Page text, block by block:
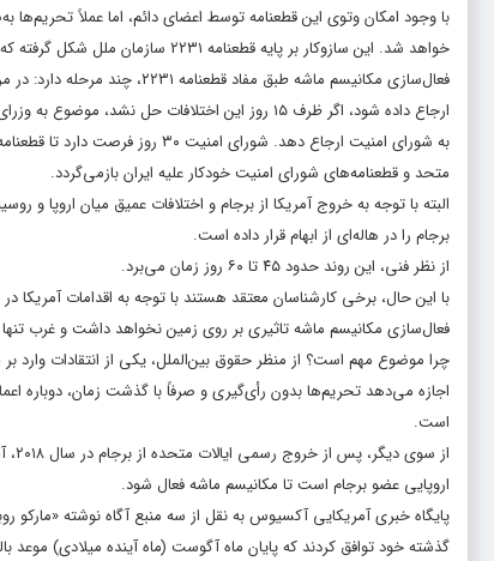
با وجود امکان وتوی این قطعنامه توسط اعضای دائم، اما عملاً
خواهد شد. این سازوکار بر پایه قطعنامه ۲۲۳۱ سازمان ملل شکل گرفته که مبنای حقوقی برجام و لغو تحریم‌های قبلی بود.
فعال‌سازی مکانیسم ماشه طبق
ارجاع داده شود، اگر ظرف ۱۵ روز این اختلافات
به شورای امنیت ارجاع دهد.
متحد و قطعنامه‌های شورای امنیت خودکار علیه ایران بازمی‌گردد.
البته با توجه به خروج آمریکا از برجام و اختلافات عمیق میان اروپا و
برجام را در هاله‌ای از ابهام قرار داده است.
از نظر فنی، این روند حدود ۴۵ تا ۶۰ روز زمان می‌برد.
با این حال، برخی کارشناسان معتقد هستند با توجه به اقدامات آمریکا
فعال‌سازی مکانیسم ماشه تاثیری بر روی زمین نخواهد داشت و غرب تنها
چرا موضوع مهم است؟ از منظر حقوق بین‌الملل، یکی از انتقادات وارد
اجازه می‌دهد تحریم‌ها بدون رأی‌گیری و صرفاً با گذشت زمان، دوباره
است.
از
اروپایی عضو برجام است تا مکانیسم ماشه فعال شود.
پایگاه خبری آمریکایی آکسیوس به نقل از سه منبع آگاه نوشته «مارکو
گذشته خود توافق کردند که پایان ماه آگوست (ماه آینده میلادی)